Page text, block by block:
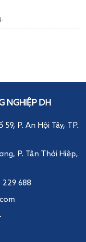
NGHIỆP DH
P. An Hội Tây, TP.
P. Tân Thới Hiệp,
229 688